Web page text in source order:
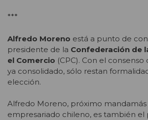
***
Alfredo Moreno está a punto de
presidente de la Confederación de
el Comercio (CPC). Con el consenso
ya consolidado, sólo restan
elección.
Alfredo Moreno, próximo mandamás
empresariado chileno, es también el